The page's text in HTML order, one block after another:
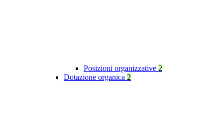
Posizioni organizzative 2
Dotazione organica 2